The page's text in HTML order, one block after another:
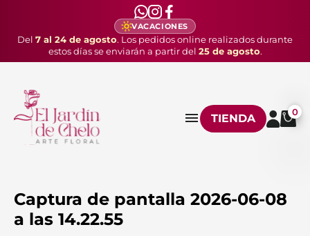
VACACIONES
Del 7 al 24 de agosto. Los pedidos online realizados durante
estos días se enviarán a partir del 25 de agosto.
TIENDA 0
Captura de pantalla 2026-06-08
a las 14.22.55